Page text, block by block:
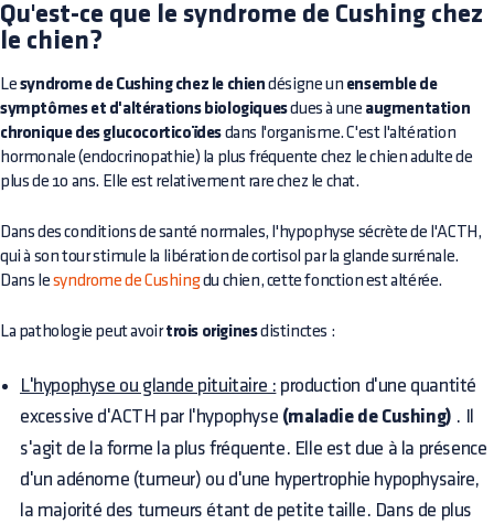
Qu'est-ce que le syndrome de Cushing chez
le chien?
Le syndrome de Cushing chez le chien désigne un ensemble de
symptômes et d'altérations biologiquesdues à une augmentation
chronique des glucocorticoïdes dans l'organisme. C'est l'altération
hormonale (endocrinopathie) la plus fréquente chez le chien adulte de
plus de 10 ans. Elle est relativement rare chez le chat.
Dans des conditions de santé normales, l'hypophyse sécrète de l'ACTH,
qui à son tour stimule la libération de cortisol par la glande surrénale.
Dans le syndrome de Cushingdu chien, cette fonction est altérée.
La pathologie peut avoirtrois originesdistinctes :
L'hypophyse ou glande pituitaire : production d'une quantité
excessive d'ACTH par l'hypophyse (maladie de Cushing) . Il
s'agit de la forme la plus fréquente. Elle est due à la présence
d'un adénome (tumeur) ou d'une hypertrophie hypophysaire,
la majorité des tumeurs étant de petite taille. Dans de plus